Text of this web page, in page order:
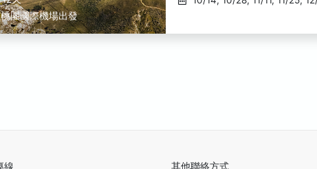
桃園國際機場出發
線 其他聯絡方式